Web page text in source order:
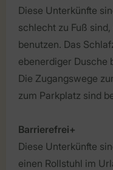
Diese Unterkünfte
schlecht zu Fuß
benutzen. Das
ebenerdiger Dusche
Die Zugangswege
zum Parkplatz sind
Barrierefrei+
Diese Unterkünfte
einen Rollstuhl im